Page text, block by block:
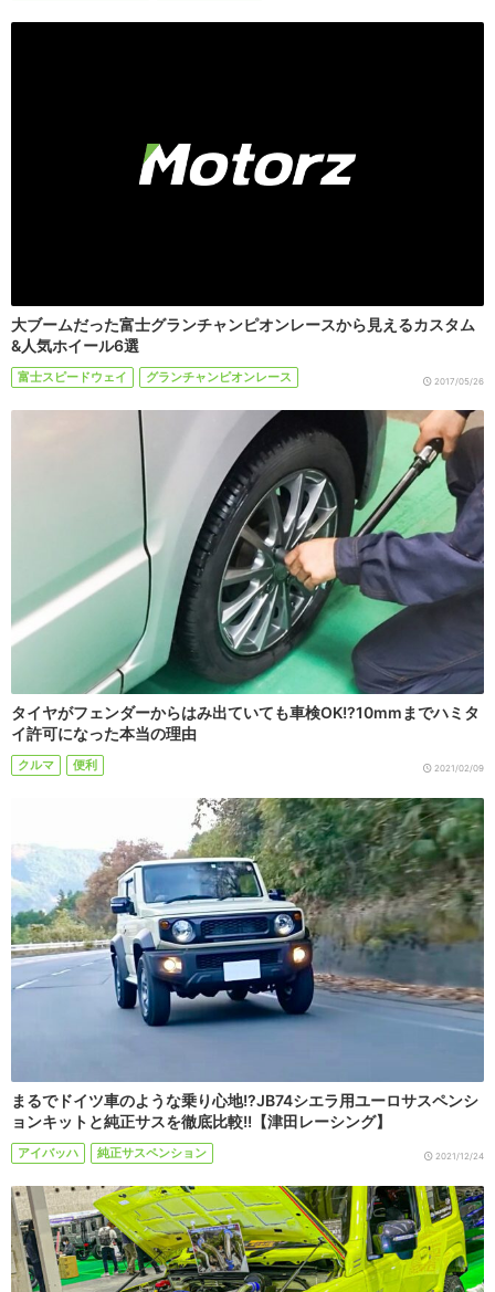
大ブームだった富士グランチャンピオンレースから見えるカスタム
&人気ホイール6選
富士スピードウェイ グランチャンピオンレース 2017/05/26
タイヤがフェンダーからはみ出ていても車検OK!?10mmまでハミタ
イ許可になった本当の理由
クルマ 便利 2021/02/09
まるでドイツ車のような乗り心地!?JB74シエラ用ユーロサスペンシ
ョンキットと純正サスを徹底比較!!【津田レーシング】
アイバッハ 純正サスペンション 2021/12/24